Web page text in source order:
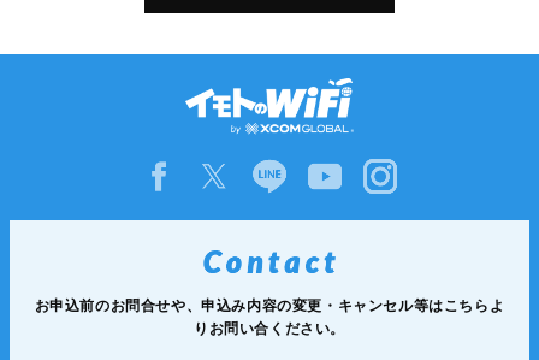
お申込前のお問合せや、申込み内容の変更・キャンセル等はこちらよ
りお問い合ください。